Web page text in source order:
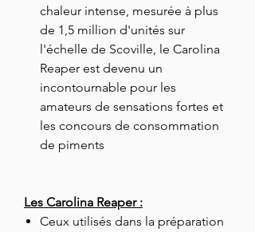
chaleur intense, mesurée à plus
de 1,5 million d'unités sur
l'échelle de Scoville, le Carolina
Reaper est devenu un
incontournable pour les
amateurs de sensations fortes et
les concours de consommation
de piments
Les Carolina Reaper :
Ceux utilisés dans la préparation